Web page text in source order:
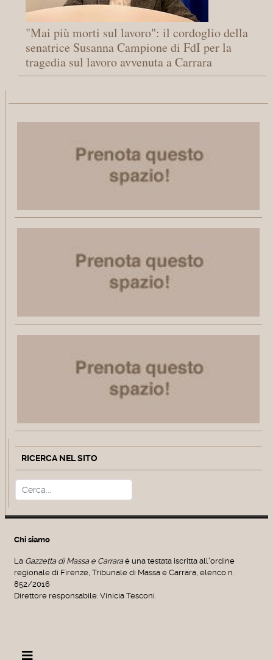
"Mai più morti sul lavoro": il cordoglio della
senatrice Susanna Campione di FdI per la
tragedia sul lavoro avvenuta a Carrara
RICERCA NEL SITO
Cerca Type 2 or more characters for
Chi siamo
La Gazzetta di Massa e Carraraè una testata iscritta all'ordine
regionale di Firenze, Tribunale di Massa e Carrara, elenco n.
852/2016
Direttore responsabile: Vinicia Tesconi.